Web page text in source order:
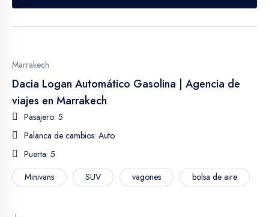
Marrakech
Dacia Logan Automático Gasolina | Agencia de
viajes en Marrakech
Pasajero: 5
Palanca de cambios: Auto
Puerta: 5
Minivans
SUV vagones bolsa de aire